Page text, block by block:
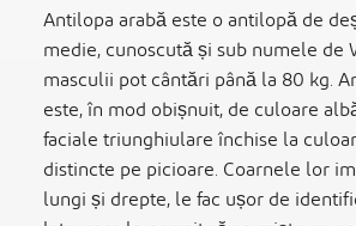
Antilopa arabă este o antilopă de
medie, cunoscută și sub numele de
masculii pot cântări până la 80 kg.
este, în mod obișnuit, de culoare
faciale triunghiulare închise la
distincte pe picioare. Coarnele lor
lungi și drepte, le fac ușor de